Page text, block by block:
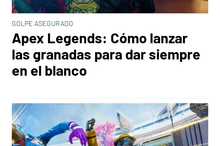
GOLPE ASEGURADO
Apex Legends: Cómo lanzar
las granadas para dar siempre
en el blanco